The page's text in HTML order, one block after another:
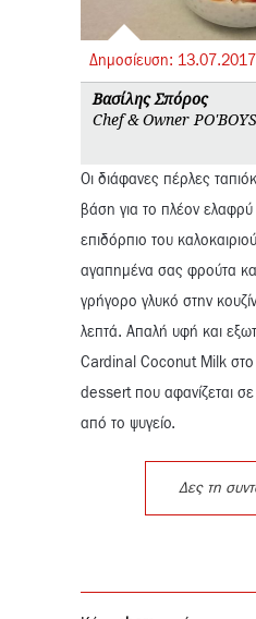
Δημοσίευση: 13.07.2017
Βασίλης Σπόρος
Chef & Owner
Οι διάφανες πέρλες
βάση για το πλέον ελαφρύ
επιδόρπιο του
αγαπημένα σας φρούτα
γρήγορο γλυκό στην
λεπτά. Απαλή υφή και
Cardinal Coconut Milk
dessert που αφανίζεται
από το ψυγείο.
Δες τη